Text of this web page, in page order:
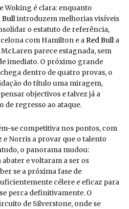
Woking é clara: enquanto
Bullintroduzem melhorias visíveis
o estatuto de referência,
com Hamilton e aRed Bull a
parece estagnada, sem
imediato. O próximo grande
dentro de quatro provas, o
do título uma miragem,
objectivos e talvez já a
de regresso ao ataque.
se competitiva nos pontos, com
Norris a provar que o talento
o panorama mudou:
e voltaram a ser os
se a próxima fase de
célere e eficaz para
perca definitivamente. O
de Silverstone, onde se